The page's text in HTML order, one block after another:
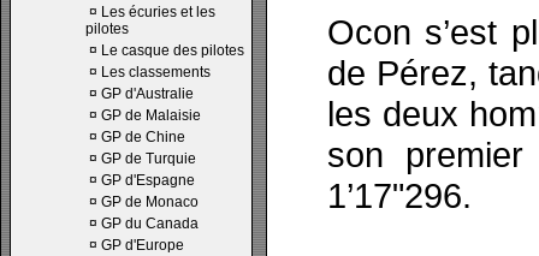
¤ Les écuries et les
pilotes
¤ Le casque des pilotes
¤ Les classements
¤ GP d'Australie
¤ GP de Malaisie
¤ GP de Chine
¤ GP de Turquie
¤ GP d'Espagne
¤ GP de Monaco
¤ GP du Canada
¤ GP d'Europe
Ocon s’est
de Pérez,
les deux
son
1’17"296.